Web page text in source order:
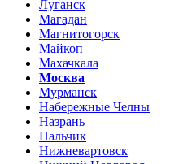
Луганск
Магадан
Магнитогорск
Майкоп
Махачкала
Москва
Мурманск
Набережные Челны
Назрань
Нальчик
Нижневартовск